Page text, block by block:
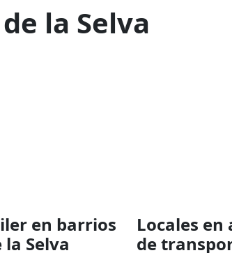
la Selva
en barrios
Selva
Locales
de